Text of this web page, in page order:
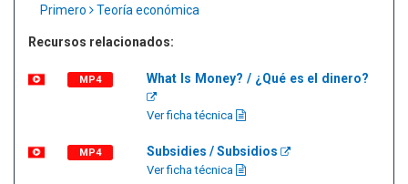
Primero
Teoría económica
Recursos relacionados:
MP4 What Is Money? / ¿Qué es el dinero?
Ver ficha técnica
MP4 Subsidies / Subsidios
Ver ficha técnica